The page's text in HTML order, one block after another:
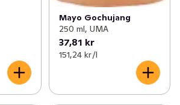
Mayo Gochujang
250 ml, UMA
37,81 kr
151,24 kr /l